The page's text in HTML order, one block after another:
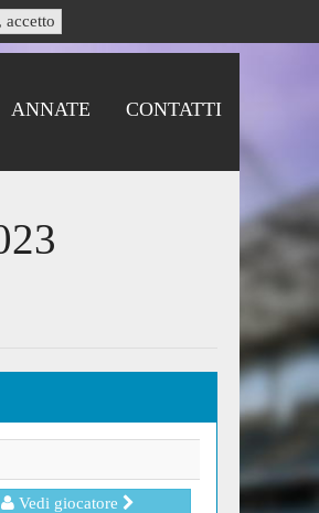
accetto
ANNATE CONTATTI
Vedi giocatore